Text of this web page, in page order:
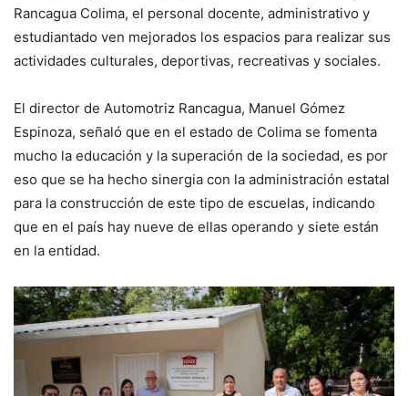
Rancagua Colima, el personal docente, administrativo y
estudiantado ven mejorados los espacios para realizar sus
actividades culturales, deportivas, recreativas y sociales.
El director de Automotriz Rancagua, Manuel Gómez
Espinoza, señaló que en el estado de Colima se fomenta
mucho la educación y la superación de la sociedad, es por
eso que se ha hecho sinergia con la administración estatal
para la construcción de este tipo de escuelas, indicando
que en el país hay nueve de ellas operando y siete están
en la entidad.